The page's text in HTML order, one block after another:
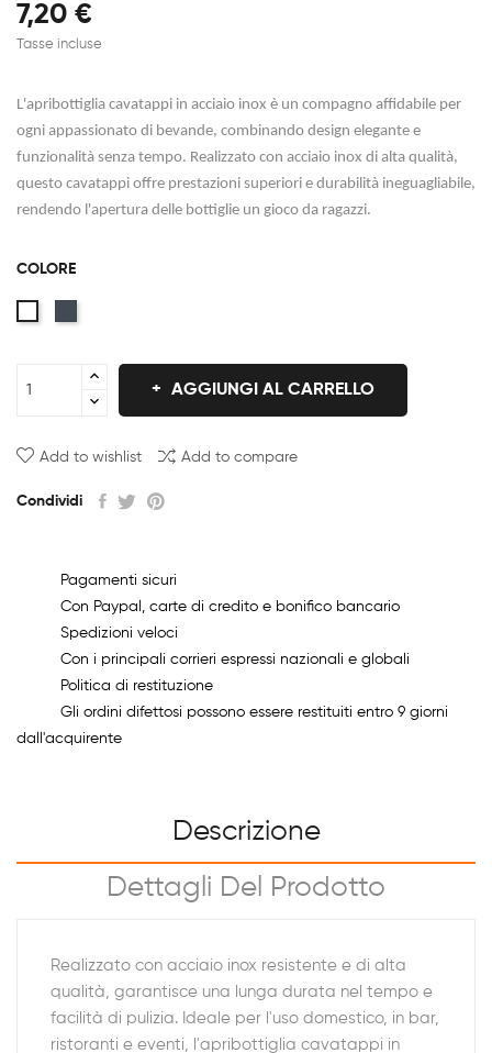
7,20 €
Tasse incluse
L'apribottiglia cavatappi in acciaio inox è un compagno affidabile per
ogni appassionato di bevande, combinando design elegante e
funzionalità senza tempo. Realizzato con acciaio inox di alta qualità,
questo cavatappi offre prestazioni superiori e durabilità ineguagliabile,
rendendo l'apertura delle bottiglie un gioco da ragazzi.
COLORE
AGGIUNGI AL CARRELLO
Add to wishlist Add to compare
Condividi
Pagamenti sicuri
Con Paypal, carte di credito e bonifico bancario
Spedizioni veloci
Con i principali corrieri espressi nazionali e globali
Politica di restituzione
Gli ordini difettosi possono essere restituiti entro 9 giorni
dall'acquirente
Descrizione
Dettagli Del Prodotto
Realizzato con acciaio inox resistente e di alta
qualità, garantisce una lunga durata nel tempo e
facilità di pulizia. Ideale per l'uso domestico, in bar,
ristoranti e eventi, l'apribottiglia cavatappi in